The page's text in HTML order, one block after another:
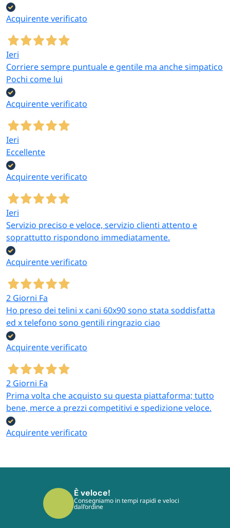
Acquirente verificato
Ieri
Corriere sempre puntuale e gentile ma anche simpatico
Pochi come lui
Acquirente verificato
Ieri
Eccellente
Acquirente verificato
Ieri
Servizio preciso e veloce, servizio clienti attento e
soprattutto rispondono immediatamente.
Acquirente verificato
2 Giorni Fa
Ho preso dei telini x cani 60x90 sono stata soddisfatta
ed x telefono sono gentili ringrazio ciao
Acquirente verificato
2 Giorni Fa
Prima volta che acquisto su questa piattaforma; tutto
bene, merce a prezzi competitivi e spedizione veloce.
Acquirente verificato
È sicuro!
I tuoi pagamenti sono protetti dai più
moderni protocolli